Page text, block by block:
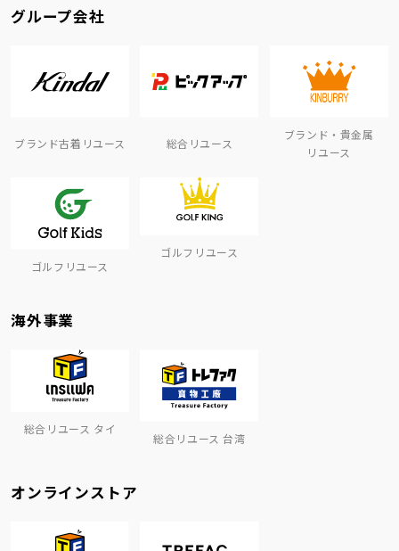
グループ会社
ブランド古着リユース 総合リユース
ブランド・貴金属
リユース
ゴルフリユース
ゴルフリユース
海外事業
総合リユース タイ
総合リユース 台湾
オンラインストア